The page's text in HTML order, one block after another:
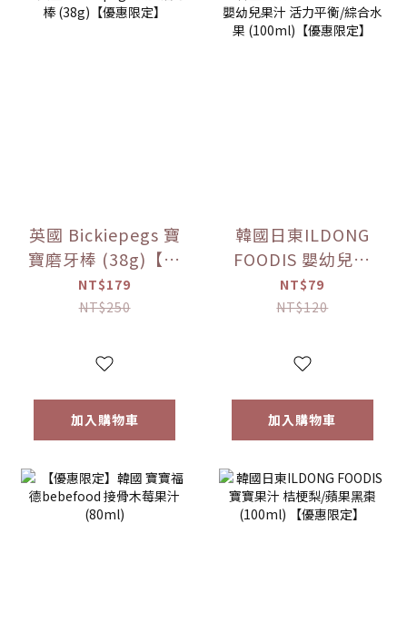
英國 Bickiepegs 寶
寶磨牙棒 (38g)【優
惠限定】
NT$179
NT$250
加入購物車
韓國日東ILDONG
FOODIS 嬰幼兒果
果 (100ml)【優惠
NT$79
NT$120
加入購物車